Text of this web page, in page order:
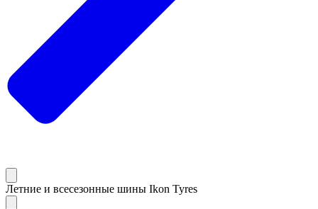
Летние и всесезонные шины Ikon Tyres